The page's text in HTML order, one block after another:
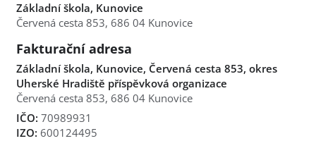
Základní škola, Kunovice
Červená cesta 853, 686 04 Kunovice
Fakturační adresa
Základní škola, Kunovice, Červená cesta 853, okres
Uherské Hradiště příspěvková organizace
Červená cesta 853, 686 04 Kunovice
IČO: 70989931
IZO: 600124495